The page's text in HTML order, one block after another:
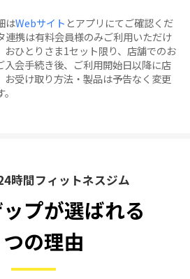
はWebサイト とアプリにてご確認くだ
連携は有料会員様のみご利用いただけ
おひとりさま1セット限り、店舗でのお
入会手続き後、ご利用開始日以降に店
お受け取り方法・製品は予告なく変更
時間フィットネスジム
プが選ばれる
つの理由